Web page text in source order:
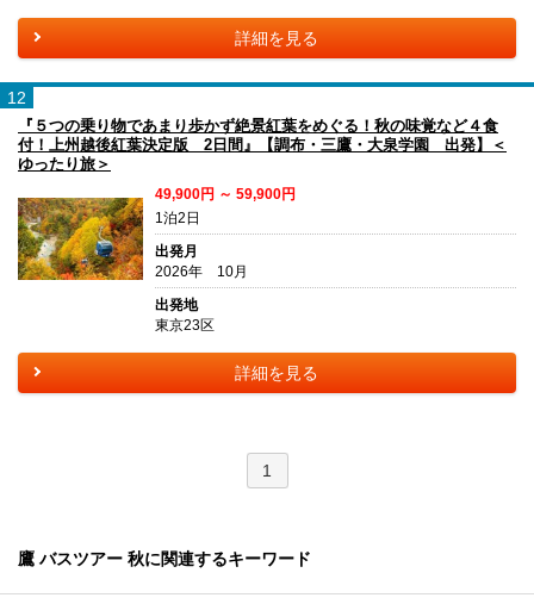
詳細を見る
12
『５つの乗り物であまり歩かず絶景紅葉をめぐる！秋の味覚など４食
付！上州越後紅葉決定版 2日間』【調布・三鷹・大泉学園 出発】＜
ゆったり旅＞
49,900円 ～ 59,900円
1泊2日
出発月
2026年 10月
出発地
東京23区
詳細を見る
1
鷹 バスツアー 秋に関連するキーワード